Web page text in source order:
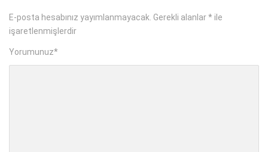
E-posta hesabınız yayımlanmayacak. Gerekli alanlar* ile
işaretlenmişlerdir
Yorumunuz*